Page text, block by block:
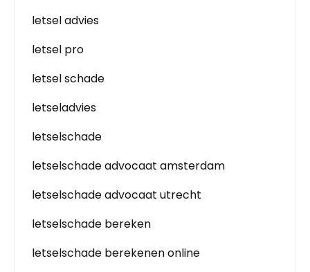
letsel advies
letsel pro
letsel schade
letseladvies
letselschade
letselschade advocaat amsterdam
letselschade advocaat utrecht
letselschade bereken
letselschade berekenen online